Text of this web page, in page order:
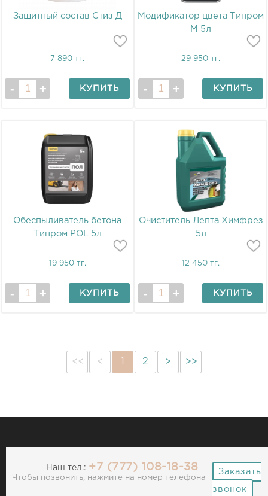
Защитный состав Стиз Д
7 890 тг.
КУПИТЬ
Модификатор цвета Типром
М 5л
29 950 тг.
КУПИТЬ
Обеспыливатель бетона
Типром POL 5л
19 950 тг.
КУПИТЬ
Очиститель Лепта Химфрез
5л
12 450 тг.
КУПИТЬ
<< < 2 > >>
Наш тел.: +7 (777) 108-18-38
Чтобы позвонить, нажмите на номер телефона
Заказать
звонок